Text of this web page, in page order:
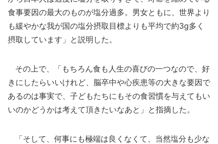
食事要因の最大のものが塩分過多。男女ともに、世界より
も緩やかな我が国の塩分摂取目標よりも平均で約3g多く
摂取しています」と説明した。
その上で、「もちろん食も人生の喜びの一つなので、好
きにしたらいいけれど、脳卒中や心疾患等の大きな要因で
あるのは事実で、子どもたちにもその食習慣を与えてもい
いのかどうかは考えて頂きたいなあと」と指摘した。
「そして、何事にも極端は良くなくて、当然塩分も少な